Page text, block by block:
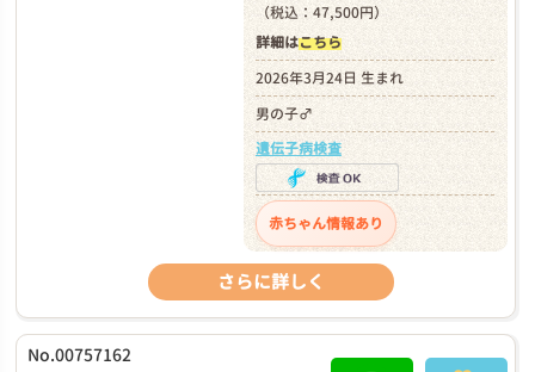
（税込：47,500円）
詳細はこちら
2026年3月24日 生まれ
男の子♂
遺伝子病検査
赤ちゃん情報あり
さらに詳しく
No.00757162